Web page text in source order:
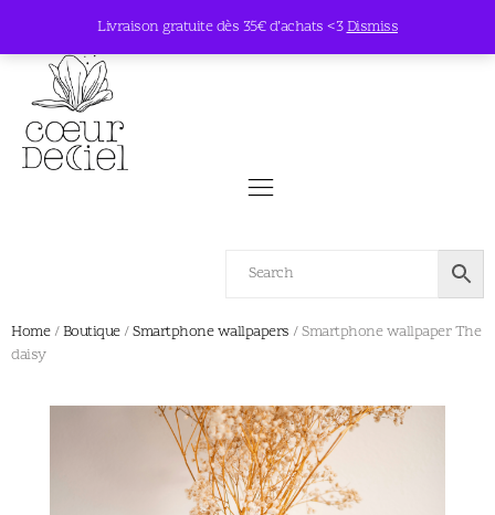
Livraison gratuite dès 35€ d’achats <3Dismiss
Home/Boutique/Smartphone wallpapers / Smartphone wallpaper The
daisy